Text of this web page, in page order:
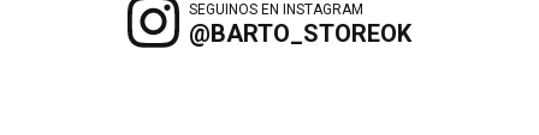
SEGUINOS EN INSTAGRAM
@BARTO_STOREOK